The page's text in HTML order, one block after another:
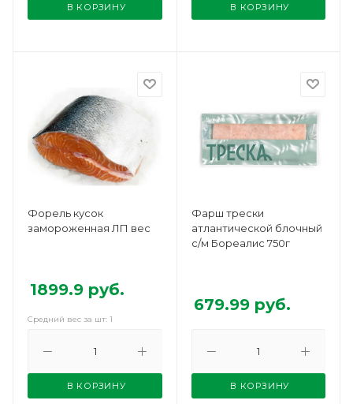
В КОРЗИНУ В КОРЗИНУ
Форель кусок
замороженная ЛП вес
1899.9 руб.
Средний вес за шт: 1
В КОРЗИНУ
Фарш трески
атлантической блочный
с/м Бореалис 750г
679.99руб.
В КОРЗИНУ